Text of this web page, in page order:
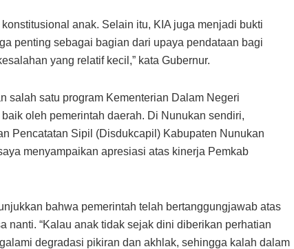
anak. Selain itu, KIA juga menjadi bukti
penting sebagai bagian dari upaya pendataan bagi
yang relatif kecil,” kata Gubernur.
salah satu program Kementerian Dalam Negeri
oleh pemerintah daerah. Di Nunukan sendiri,
Pencatatan Sipil (Disdukcapil) Kabupaten Nunukan
menyampaikan apresiasi atas kinerja Pemkab
bahwa pemerintah telah bertanggungjawab atas
nanti. “Kalau anak tidak sejak dini diberikan perhatian
degradasi pikiran dan akhlak, sehingga kalah dalam